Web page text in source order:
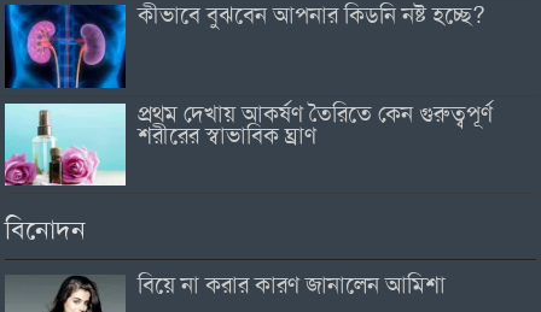
কীভাবে বুঝবেন আপনার কিডনি নষ্ট হচ্ছে?
প্রথম দেখায় আকর্ষণ তৈরিতে কেন গুরুত্বপূর্ণ
শরীরের স্বাভাবিক ঘ্রাণ
বিনোদন
বিয়ে না করার কারণ জানালেন আমিশা